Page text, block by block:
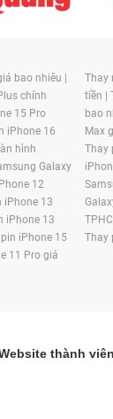
bao nhiêu |
chính
15 Pro
iPhone 16
hình
Galaxy
12
iPhone 13
iPhone 13
iPhone 15
11 Pro giá
Thay
tiền |
bao
Max
Thay
Thay
thành